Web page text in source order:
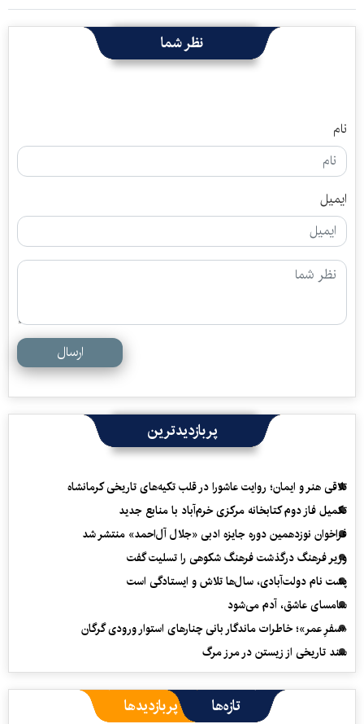
نظر شما
نام
ایمیل
ارسال
پربازدیدترین
تلاقی هنر و ایمان؛ روایت عاشورا در قلب تکیه‌های تاریخی کرمانشاه
تکمیل فاز دوم کتابخانه مرکزی خرم‌آباد با منابع جدید
فراخوان نوزدهمین دوره جایزه ادبی «جلال آل‌احمد» منتشر شد
وزیر فرهنگ درگذشت فرهنگ شکوهی را تسلیت گفت
پشت نام دولت‌آبادی، سال‌ها تلاش و ایستادگی است
سامسای عاشق، آدم می‌شود
«سفرِ عمر»؛ خاطرات ماندگار بانی چنارهای استوار ورودی گرگان
سند تاریخی از زیستن در مرز مرگ
تازه‌ها پربازدیدها